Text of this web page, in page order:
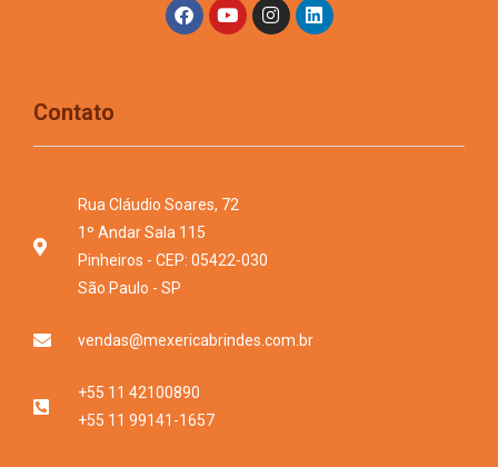
Contato
Rua Cláudio Soares, 72
1º Andar Sala 115
Pinheiros - CEP: 05422-030
São Paulo - SP
vendas@mexericabrindes.com.br
+55 11 42100890
+55 11 99141-1657